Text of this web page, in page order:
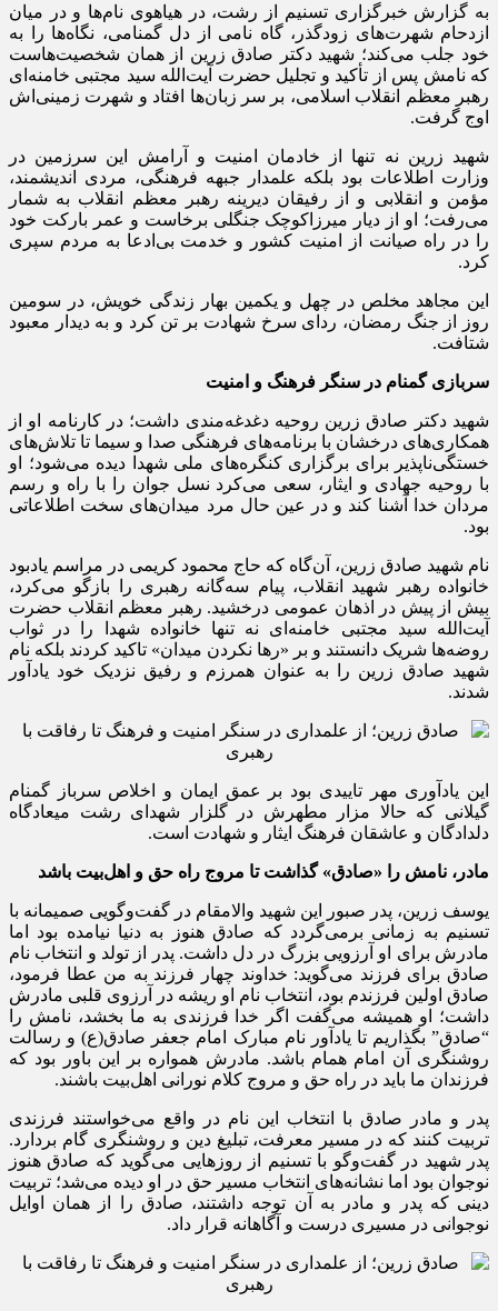
به گزارش خبرگزاری تسنیم از رشت، در هیاهوی نام‌ها و در میان
ازدحام شهرت‌های زودگذر، گاه نامی از دل گمنامی، نگاه‌ها را به
خود جلب می‌کند؛ شهید دکتر صادق زرین از همان شخصیت‌هاست
که نامش پس از تأکید و تجلیل حضرت آیت‌الله سید مجتبی خامنه‌ای
رهبر معظم انقلاب اسلامی، بر سر زبان‌ها افتاد و شهرت زمینی‌اش
اوج گرفت.
شهید زرین نه تنها از خادمان امنیت و آرامش این سرزمین در
وزارت اطلاعات بود بلکه علمدار جبهه فرهنگی، مردی اندیشمند،
مؤمن و انقلابی و از رفیقان دیرینه رهبر معظم انقلاب به شمار
می‌رفت؛ او از دیار میرزاکوچک جنگلی برخاست و عمر بارکت خود
را در راه صیانت از امنیت کشور و خدمت بی‌ادعا به مردم سپری
کرد.
این مجاهد مخلص در چهل‌ و یکمین بهار زندگی خویش، در سومین
روز از جنگ رمضان، ردای سرخ شهادت بر تن کرد و به دیدار معبود
شتافت.
سربازی گمنام در سنگر فرهنگ و امنیت
شهید دکتر صادق زرین روحیه دغدغه‌مندی داشت؛ در کارنامه‌ او از
همکاری‌های درخشان با برنامه‌های فرهنگی صدا و سیما تا تلاش‌های
خستگی‌ناپذیر برای برگزاری کنگره‌های ملی شهدا دیده می‌شود؛ او
با روحیه جهادی و ایثار، سعی می‌کرد نسل جوان را با راه و رسم
مردان خدا آشنا کند و در عین حال مرد میدان‌های سخت اطلاعاتی
بود.
نام شهید صادق زرین، آن‌گاه که حاج محمود کریمی در مراسم یادبود
خانواده‌ رهبر شهید انقلاب، پیام سه‌گانه‌ رهبری را بازگو می‌کرد،
بیش از پیش در اذهان عمومی درخشید. رهبر معظم انقلاب حضرت
آیت‌الله سید مجتبی خامنه‌ای نه تنها خانواده‌ شهدا را در ثواب
روضه‌ها شریک دانستند و بر «رها نکردن میدان» تاکید کردند بلکه نام
شهید صادق زرین را به عنوان همرزم و رفیق نزدیک خود یادآور
شدند.
این یادآوری مهر تاییدی بود بر عمق ایمان و اخلاص سرباز گمنام
گیلانی که حالا مزار مطهرش در گلزار شهدای رشت میعادگاه
دلدادگان و عاشقان فرهنگ ایثار و شهادت است.
مادر، نامش را «صادق» گذاشت تا مروج راه حق و اهل‌بیت باشد
یوسف زرین، پدر صبور این شهید والامقام در گفت‌وگویی صمیمانه با
تسنیم به زمانی‌ برمی‌گردد که صادق هنوز به دنیا نیامده بود اما
مادرش برای او آرزویی بزرگ در دل داشت. پدر از تولد و انتخاب نام
صادق برای فرزند می‌گوید: خداوند چهار فرزند به من عطا فرمود،
صادق اولین فرزندم بود، انتخاب نام او ریشه در آرزوی قلبی مادرش
داشت؛ او همیشه می‌گفت اگر خدا فرزندی به ما بخشد، نامش را
“صادق” بگذاریم تا یادآور نام مبارک امام جعفر صادق(ع) و رسالت
روشنگری آن امام همام باشد. مادرش همواره بر این باور بود که
فرزندان ما باید در راه حق و مروج کلام نورانی اهل‌بیت باشند.
پدر و مادر صادق با انتخاب این نام در واقع می‌خواستند فرزندی
تربیت کنند که در مسیر معرفت، تبلیغ دین و روشنگری گام بردارد.
پدر شهید در گفت‌وگو با تسنیم از روزهایی می‌گوید که صادق هنوز
نوجوان بود اما نشانه‌های انتخاب مسیر حق در او دیده می‌شد؛ تربیت
دینی که پدر و مادر به آن توجه داشتند، صادق را از همان اوایل
نوجوانی در مسیری درست و آگاهانه قرار داد.